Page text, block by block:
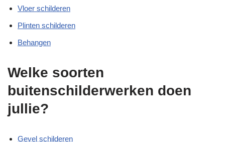
Vloer schilderen
Plinten schilderen
Behangen
Welke soorten
buitenschilderwerken doen
jullie?
Gevel schilderen